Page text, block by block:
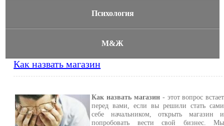
Психология
М&Ж
Как назвать магазин
Как назвать магазин- этот вопрос встает
перед вами, если вы решили стать сами
себе начальником, открыть магазин и
попробовать вести свой бизнес. Мы